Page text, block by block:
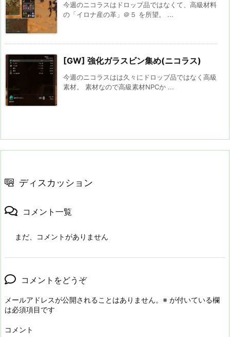
今週のニコラスはドロップ品ではなくて、高級材料
の「イロナ産の革」＠５ を所望。 ...
[GW] 強化ガラスビン集め(ニコラス)
今週のニコラスはは久々にドロップ品ではなく高級
素材。 素材なので高級素材NPCか ...
ディスカッション
コメント一覧
まだ、コメントがありません
コメントをどうぞ
メールアドレスが公開されることはありません。 ※ が付いている欄
は必須項目です
コメント